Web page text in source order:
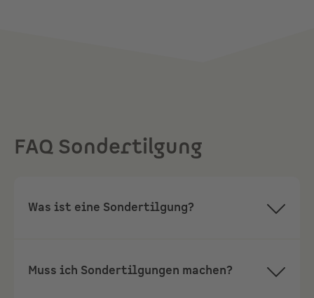
FAQ Sondertilgung
Was ist eine Sondertilgung?
einen Teil deines Kreditbetrages
Muss ich Sondertilgungen machen?